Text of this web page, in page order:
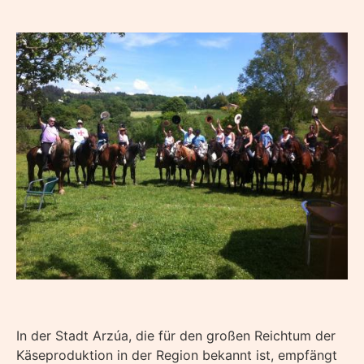
In der Stadt Arzúa, die für den großen Reichtum der
Käseproduktion in der Region bekannt ist, empfängt